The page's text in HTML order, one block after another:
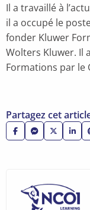
Il a travaillé à
il a occupé le
fonder Kluwer
Wolters Kluwer. Il
Formations par le
Partagez cet
SharePartagerShare